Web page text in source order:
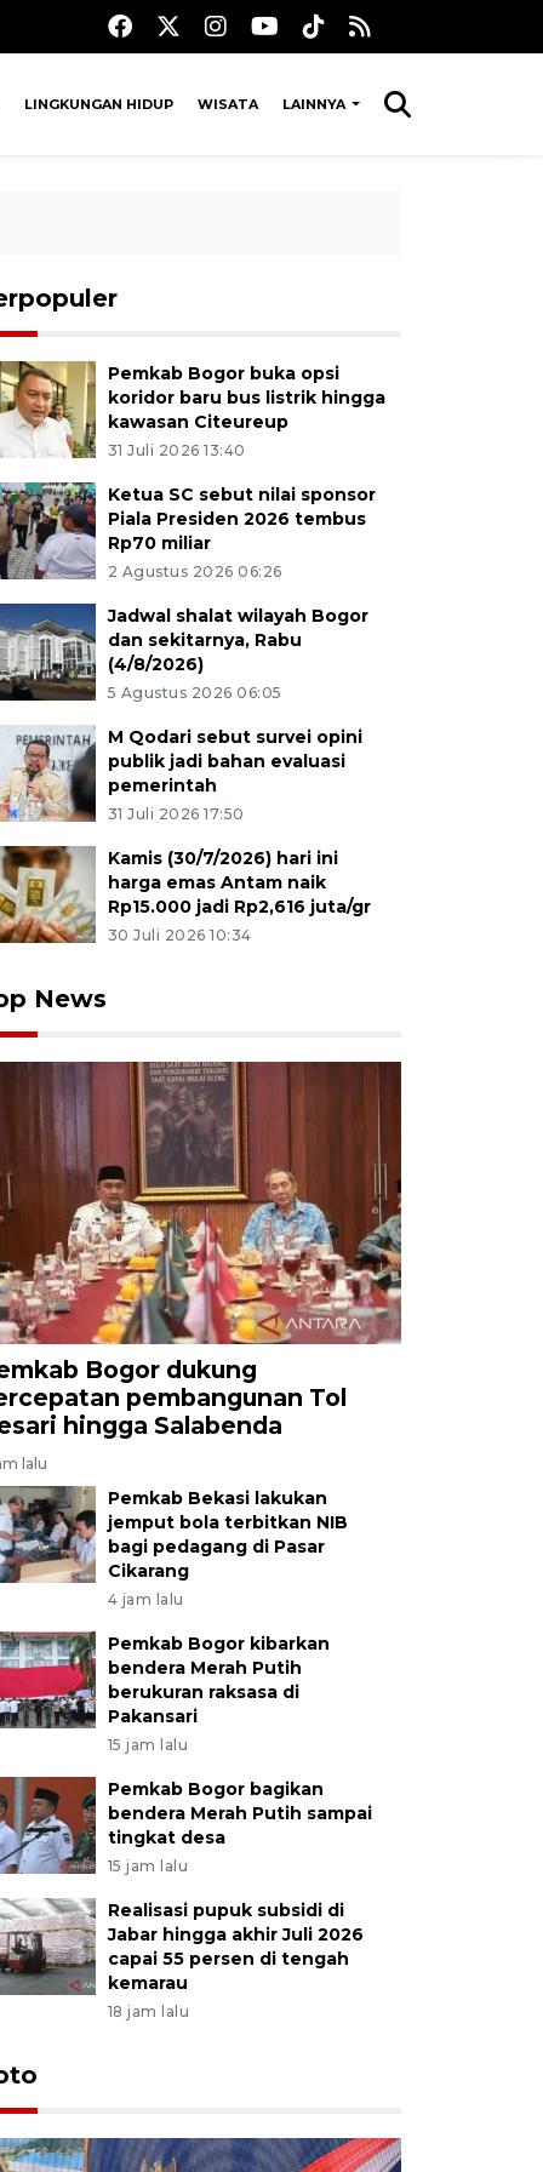
LINGKUNGAN HIDUP WISATA LAINNYA
Pemkab Bogor buka opsi
koridor baru bus listrik hingga
kawasan Citeureup
31 Juli 2026 13:40
Ketua SC sebut nilai sponsor
Piala Presiden 2026 tembus
Rp70 miliar
2 Agustus 2026 06:26
Jadwal shalat wilayah Bogor
dan sekitarnya, Rabu
(4/8/2026)
5 Agustus 2026 06:05
M Qodari sebut survei opini
publik jadi bahan evaluasi
pemerintah
31 Juli 2026 17:50
Kamis (30/7/2026) hari ini
harga emas Antam naik
Rp15.000 jadi Rp2,616 juta/gr
30 Juli 2026 10:34
News
Bogor dukung
pembangunan Tol
hingga Salabenda
lalu
Pemkab Bekasi lakukan
jemput bola terbitkan NIB
bagi pedagang di Pasar
Cikarang
4 jam lalu
Pemkab Bogor kibarkan
bendera Merah Putih
berukuran raksasa di
Pakansari
15 jam lalu
Pemkab Bogor bagikan
bendera Merah Putih sampai
tingkat desa
15 jam lalu
Realisasi pupuk subsidi di
Jabar hingga akhir Juli 2026
capai 55 persen di tengah
kemarau
18 jam lalu